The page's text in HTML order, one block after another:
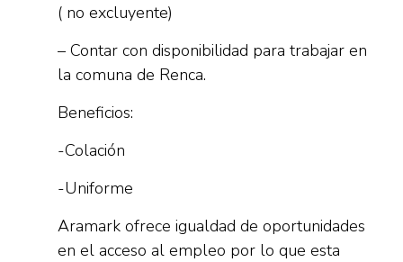
( no excluyente)
– Contar con disponibilidad para trabajar en
la comuna de Renca.
Beneficios:
-Colación
-Uniforme
Aramark ofrece igualdad de oportunidades
en el acceso al empleo por lo que esta